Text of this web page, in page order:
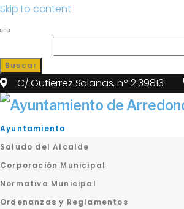
Skip to content
Buscar
C/ Gutierrez Solanas, nº 2 39813
Ayuntamiento
Saludo del Alcalde
Corporación Municipal
Normativa Municipal
Ordenanzas y Reglamentos